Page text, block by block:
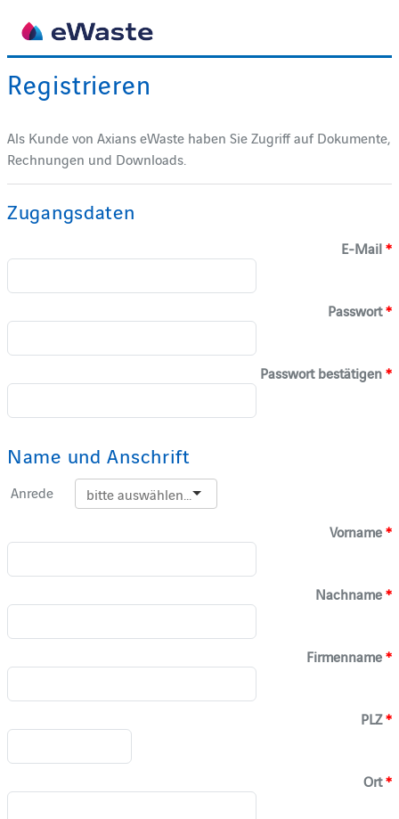
Registrieren
Als Kunde von Axians eWaste haben Sie Zugriff auf Dokumente,
Rechnungen und Downloads.
Zugangsdaten
E-Mail*
Passwort*
Passwort bestätigen*
Name und Anschrift
Anrede
Vorname*
Nachname*
Firmenname*
PLZ*
Ort*